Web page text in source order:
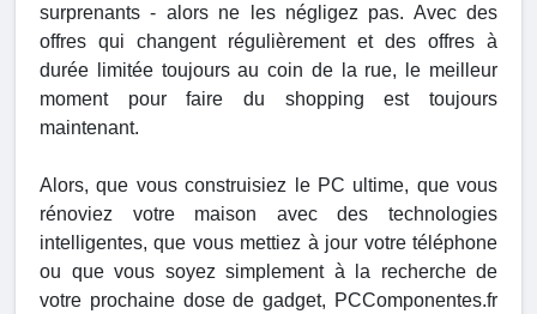
surprenants - alors ne les négligez pas. Avec des
offres qui changent régulièrement et des offres à
durée limitée toujours au coin de la rue, le meilleur
moment pour faire du shopping est toujours
maintenant.
Alors, que vous construisiez le PC ultime, que vous
rénoviez votre maison avec des technologies
intelligentes, que vous mettiez à jour votre téléphone
ou que vous soyez simplement à la recherche de
votre prochaine dose de gadget, PCComponentes.fr